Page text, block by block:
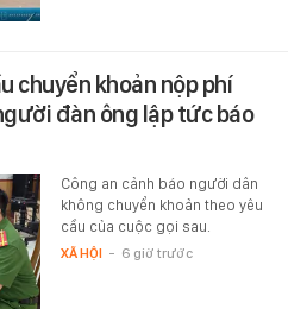
chuyển khoản nộp phí
đàn ông lập tức báo
Công an cảnh báo người dân
không chuyển khoản theo yêu
cầu của cuộc gọi sau.
XÃ HỘI - 6 giờ trước